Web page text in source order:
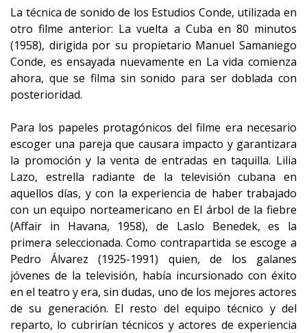
La técnica de sonido de los Estudios Conde, utilizada en
otro filme anterior: La vuelta a Cuba en 80 minutos
(1958), dirigida por su propietario Manuel Samaniego
Conde, es ensayada nuevamente en La vida comienza
ahora, que se filma sin sonido para ser doblada con
posterioridad.
Para los papeles protagónicos del filme era necesario
escoger una pareja que causara impacto y garantizara
la promoción y la venta de entradas en taquilla. Lilia
Lazo, estrella radiante de la televisión cubana en
aquellos días, y con la experiencia de haber trabajado
con un equipo norteamericano en El árbol de la fiebre
(Affair in Havana, 1958), de Laslo Benedek, es la
primera seleccionada. Como contrapartida se escoge a
Pedro Álvarez (1925-1991) quien, de los galanes
jóvenes de la televisión, había incursionado con éxito
en el teatro y era, sin dudas, uno de los mejores actores
de su generación. El resto del equipo técnico y del
reparto, lo cubrirían técnicos y actores de experiencia